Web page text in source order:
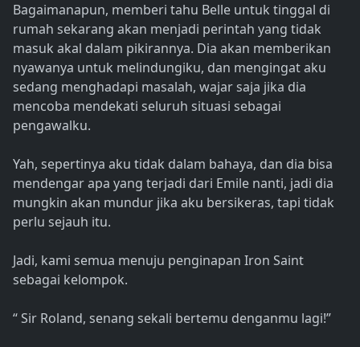
Bagaimanapun, memberi tahu Belle untuk tinggal di
rumah sekarang akan menjadi perintah yang tidak
masuk akal dalam pikirannya. Dia akan memberikan
nyawanya untuk melindungiku, dan mengingat aku
sedang menghadapi masalah, wajar saja jika dia
mencoba mendekati seluruh situasi sebagai
pengawalku.
Yah, sepertinya aku tidak dalam bahaya, dan dia bisa
mendengar apa yang terjadi dari Emile nanti, jadi dia
mungkin akan mundur jika aku bersikeras, tapi tidak
perlu sejauh itu.
Jadi, kami semua menuju penginapan Iron Saint
sebagai kelompok.
“ Sir Roland, senang sekali bertemu denganmu lagi!”